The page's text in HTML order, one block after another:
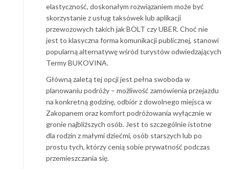
elastyczność, doskonałym rozwiązaniem może być
skorzystanie z usług taksówek lub aplikacji
przewozowych takich jak BOLT czy UBER. Choć nie
jest to klasyczna forma komunikacji publicznej, stanowi
popularną alternatywę wśród turystów odwiedzających
Termy BUKOVINA.
Główną zaletą tej opcji jest pełna swoboda w
planowaniu podróży – możliwość zamówienia przejazdu
na konkretną godzinę, odbiór z dowolnego miejsca w
Zakopanem oraz komfort podróżowania wyłącznie w
gronie najbliższych osób. Jest to szczególnie istotne
dla rodzin z małymi dziećmi, osób starszych lub po
prostu tych, którzy cenią sobie prywatność podczas
przemieszczania się.